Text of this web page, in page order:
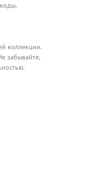
коллекции.
забывайте,